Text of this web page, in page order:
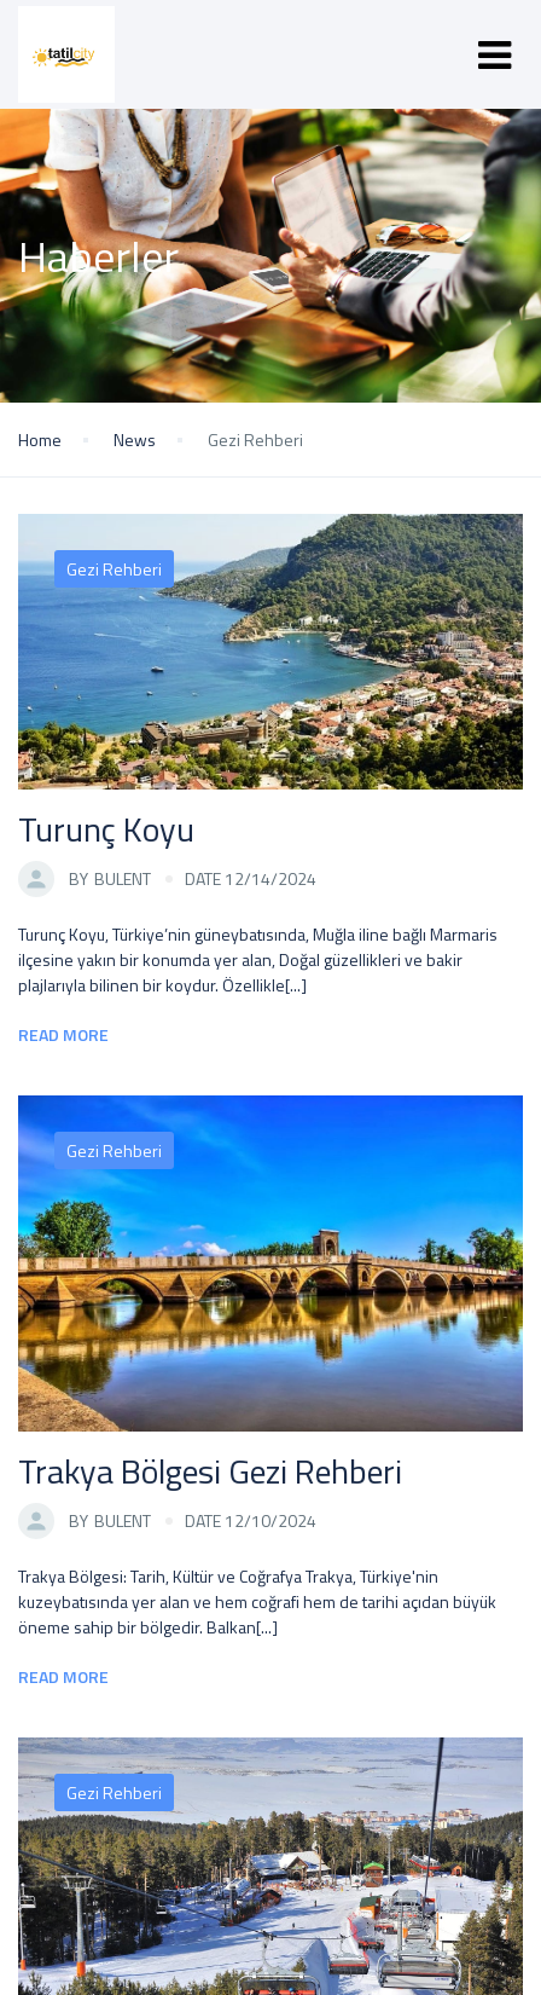
Haberler
Home News Gezi Rehberi
Gezi Rehberi
Turunç Koyu
BY BULENT DATE 12/14/2024
Turunç Koyu, Türkiye’nin güneybatısında, Muğla iline bağlı Marmaris
ilçesine yakın bir konumda yer alan, Doğal güzellikleri ve bakir
plajlarıyla bilinen bir koydur. Özellikle[...]
READ MORE
Gezi Rehberi
Trakya Bölgesi Gezi Rehberi
BY BULENT DATE 12/10/2024
Trakya Bölgesi: Tarih, Kültür ve Coğrafya Trakya, Türkiye'nin
kuzeybatısında yer alan ve hem coğrafi hem de tarihi açıdan büyük
öneme sahip bir bölgedir. Balkan[...]
READ MORE
Gezi Rehberi